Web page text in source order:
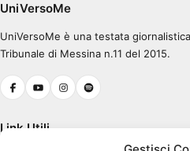
0:00
UniVersoMe
UniVersoMe è una testata
Tribunale di Messina n.11 del 2015.
Link Utili